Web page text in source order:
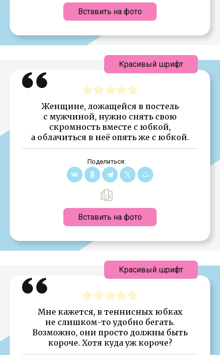
Вставить на фото
Женщине, ложащейся в постель
с мужчиной, нужно снять свою
скромность вместе с юбкой,
а облачиться в неё опять же с юбкой.
Поделиться:
Вставить на фото
Красивый шрифт
Мне кажется, в теннисных юбках
не слишком-то удобно бегать.
Возможно, они просто должны быть
короче. Хотя куда уж короче?
Красивый шрифт